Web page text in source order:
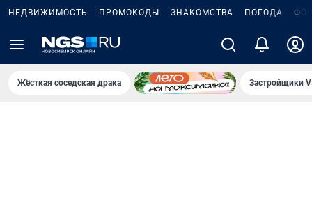
НЕДВИЖИМОСТЬ ПРОМОКОДЫ ЗНАКОМСТВА ПОГОДА
Жёсткая соседская драка Застройщики